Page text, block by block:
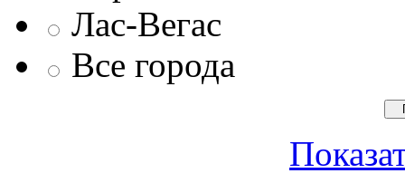
Лас-Вегас
Все города